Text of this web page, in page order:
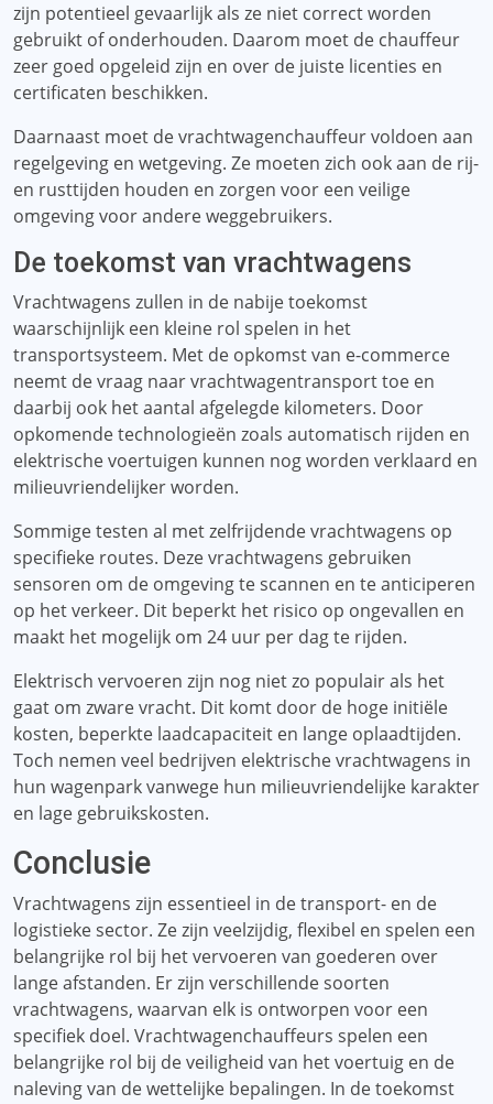
zijn potentieel gevaarlijk als ze niet correct worden
gebruikt of onderhouden. Daarom moet de chauffeur
zeer goed opgeleid zijn en over de juiste licenties en
certificaten beschikken.
Daarnaast moet de vrachtwagenchauffeur voldoen aan
regelgeving en wetgeving. Ze moeten zich ook aan de rij-
en rusttijden houden en zorgen voor een veilige
omgeving voor andere weggebruikers.
De toekomst van vrachtwagens
Vrachtwagens zullen in de nabije toekomst
waarschijnlijk een kleine rol spelen in het
transportsysteem. Met de opkomst van e-commerce
neemt de vraag naar vrachtwagentransport toe en
daarbij ook het aantal afgelegde kilometers. Door
opkomende technologieën zoals automatisch rijden en
elektrische voertuigen kunnen nog worden verklaard en
milieuvriendelijker worden.
Sommige testen al met zelfrijdende vrachtwagens op
specifieke routes. Deze vrachtwagens gebruiken
sensoren om de omgeving te scannen en te anticiperen
op het verkeer. Dit beperkt het risico op ongevallen en
maakt het mogelijk om 24 uur per dag te rijden.
Elektrisch vervoeren zijn nog niet zo populair als het
gaat om zware vracht. Dit komt door de hoge initiële
kosten, beperkte laadcapaciteit en lange oplaadtijden.
Toch nemen veel bedrijven elektrische vrachtwagens in
hun wagenpark vanwege hun milieuvriendelijke karakter
en lage gebruikskosten.
Conclusie
Vrachtwagens zijn essentieel in de transport- en de
logistieke sector. Ze zijn veelzijdig, flexibel en spelen een
belangrijke rol bij het vervoeren van goederen over
lange afstanden. Er zijn verschillende soorten
vrachtwagens, waarvan elk is ontworpen voor een
specifiek doel. Vrachtwagenchauffeurs spelen een
belangrijke rol bij de veiligheid van het voertuig en de
naleving van de wettelijke bepalingen. In de toekomst